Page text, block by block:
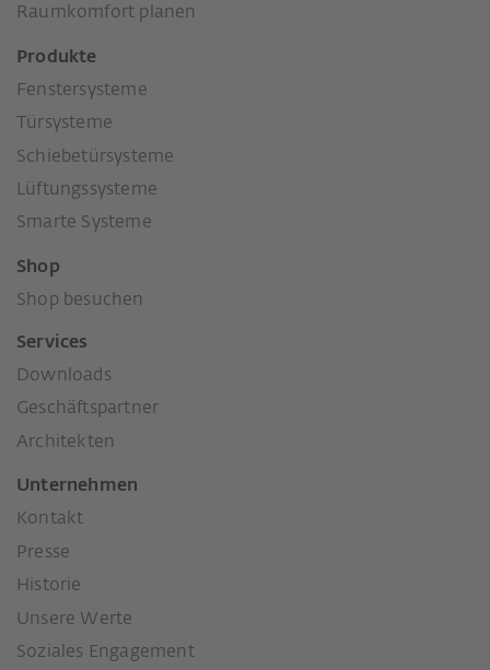
Raumkomfort planen
Produkte
Fenstersysteme
Türsysteme
Schiebetürsysteme
Lüftungssysteme
Smarte Systeme
Shop
Shop besuchen
Services
Downloads
Geschäftspartner
Architekten
Unternehmen
Kontakt
Presse
Historie
Unsere Werte
Soziales Engagement